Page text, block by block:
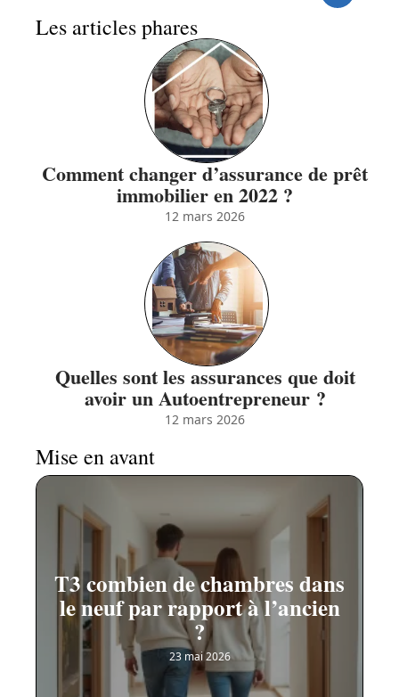
Les articles phares
Comment changer d’assurance de prêt
immobilier en 2022 ?
12 mars 2026
Quelles sont les assurances que doit
avoir un Autoentrepreneur ?
12 mars 2026
Mise en avant
T3 combien de chambres dans
le neuf par rapport à l’ancien
?
23 mai 2026